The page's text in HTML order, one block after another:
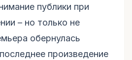
публики при
– но только не
обернулась
произведение